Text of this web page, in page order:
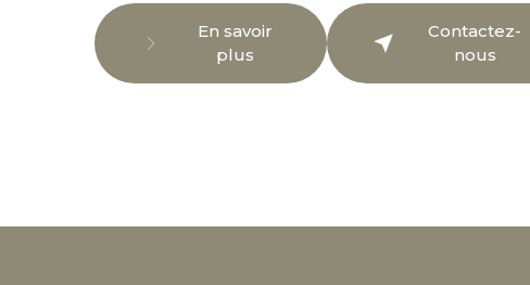
En savoir
plus
Contactez-
nous